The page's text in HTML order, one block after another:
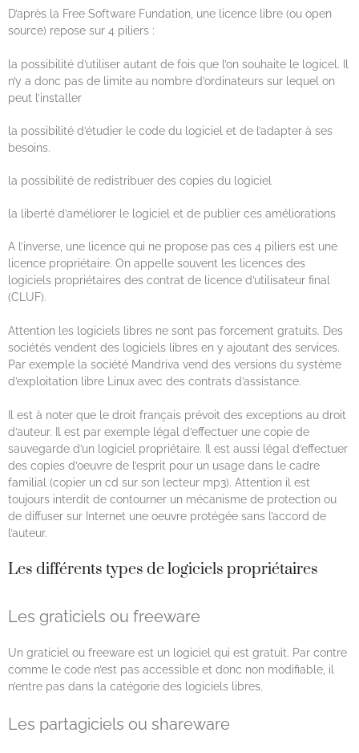
D’après la Free Software Fundation, une licence libre (ou open
source) repose sur 4 piliers :
la possibilité d’utiliser autant de fois que l’on souhaite le logicel. Il
n’y a donc pas de limite au nombre d’ordinateurs sur lequel on
peut l’installer
la possibilité d’étudier le code du logiciel et de l’adapter à ses
besoins.
la possibilité de redistribuer des copies du logiciel
la liberté d’améliorer le logiciel et de publier ces améliorations
A l’inverse, une licence qui ne propose pas ces 4 piliers est une
licence propriétaire. On appelle souvent les licences des
logiciels propriétaires des contrat de licence d’utilisateur final
(CLUF).
Attention les logiciels libres ne sont pas forcement gratuits. Des
sociétés vendent des logiciels libres en y ajoutant des services.
Par exemple la société Mandriva vend des versions du système
d’exploitation libre Linux avec des contrats d’assistance.
Il est à noter que le droit français prévoit des exceptions au droit
d’auteur. Il est par exemple légal d’effectuer une copie de
sauvegarde d’un logiciel propriétaire. Il est aussi légal d’effectuer
des copies d’oeuvre de l’esprit pour un usage dans le cadre
familial (copier un cd sur son lecteur mp3). Attention il est
toujours interdit de contourner un mécanisme de protection ou
de diffuser sur Internet une oeuvre protégée sans l’accord de
l’auteur.
Les différents types de logiciels propriétaires
Les graticiels ou freeware
Un graticiel ou freeware est un logiciel qui est gratuit. Par contre
comme le code n’est pas accessible et donc non modifiable, il
n’entre pas dans la catégorie des logiciels libres.
Les partagiciels ou shareware